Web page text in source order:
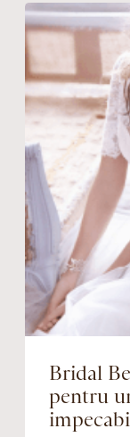
Bridal
pentru